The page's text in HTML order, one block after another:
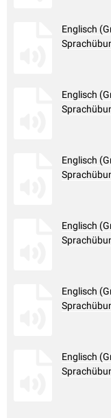
Englisch
Englisch
Englisch
Englisch
Englisch
Englisch